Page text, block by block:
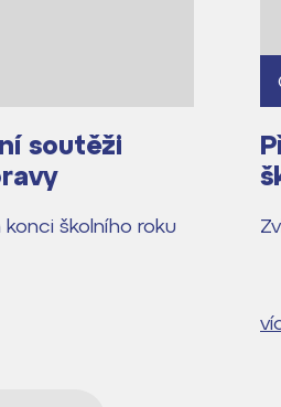
soutěži
konci školního roku